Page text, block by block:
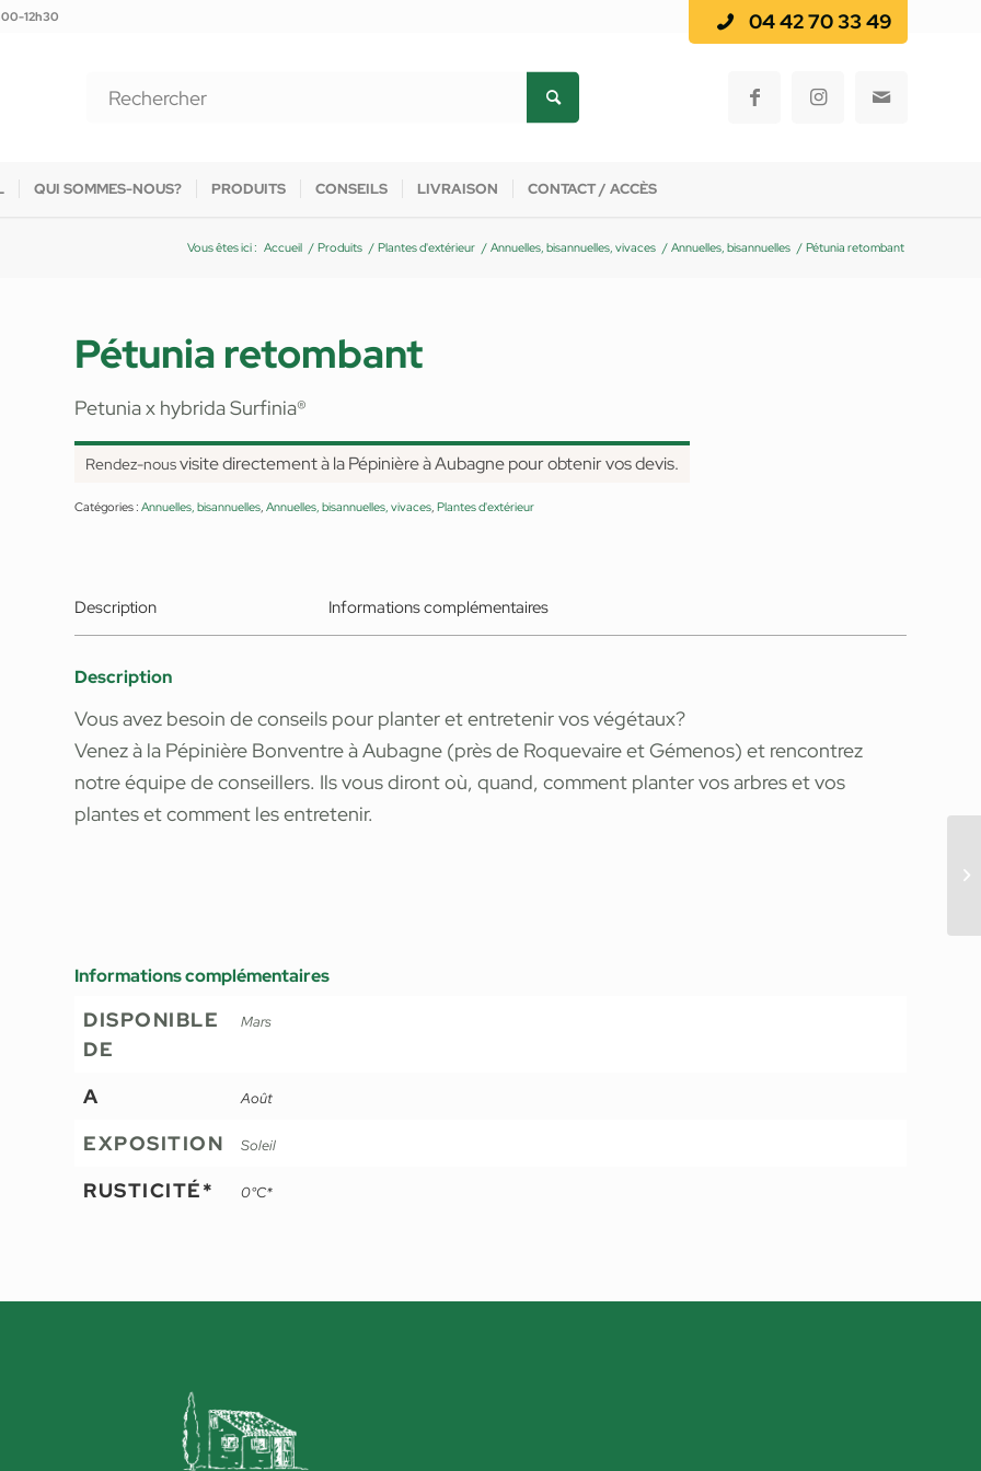
04 42 70 33 49
12h30
QUI SOMMES-NOUS? PRODUITS CONSEILS LIVRAISON CONTACT / ACCÈS
Vous êtes ici : Accueil / Produits / Plantes d'extérieur / Annuelles, bisannuelles, vivaces / Annuelles, bisannuelles / Pétunia retombant
Pétunia retombant
Petunia x hybrida Surfinia®
Rendez-nousvisite directement à la Pépinière à Aubagne pour obtenir vos devis.
Catégories :Annuelles, bisannuelles ,Annuelles, bisannuelles, vivaces ,Plantes d'extérieur
Description Informations complémentaires
Description
Vous avez besoin de conseils pour planter et entretenir vos végétaux?
Venez à la Pépinière Bonventre à Aubagne (près de Roquevaire et Gémenos) et rencontrez
notre équipe de conseillers. Ils vous diront où, quand, comment planter vos arbres et vos
plantes et comment les entretenir.
Informations complémentaires
DISPONIBLE
DE
Mars
A Août
EXPOSITION Soleil
RUSTICITÉ* 0°C*